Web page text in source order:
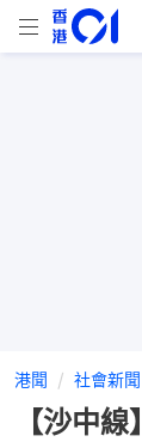
港聞 社會新聞
【沙中